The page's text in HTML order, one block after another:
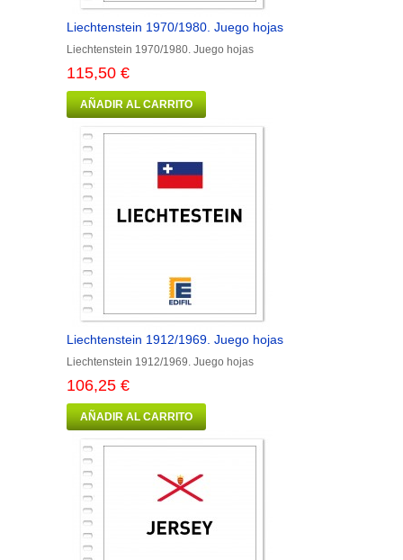
Liechtenstein 1970/1980. Juego hojas
Liechtenstein 1970/1980. Juego hojas
115,50 €
AÑADIR AL CARRITO
Liechtenstein 1912/1969. Juego hojas
Liechtenstein 1912/1969. Juego hojas
106,25 €
AÑADIR AL CARRITO